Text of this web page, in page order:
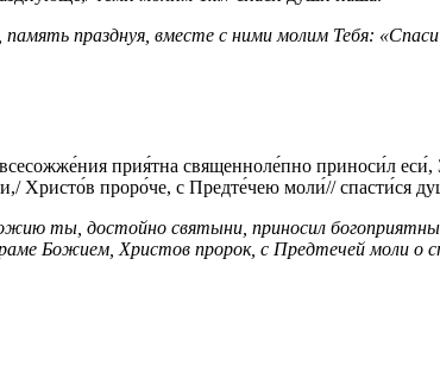
празднуя, вместе с ними молим Тебя:
прия́тна священноле́пно приноси́л еси́,
Христо́в проро́че, с Предте́чею моли́// спасти́ся
ты, достойно святыни, приносил
Божием, Христов пророк, с Предтечей моли о